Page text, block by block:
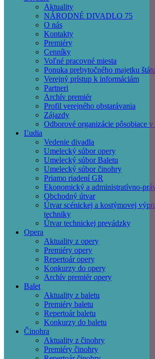
navigation
Aktuality
NÁRODNÉ DIVADLO 75
O nás
Kontakty
Premiéry
Cenníky
Voľné pracovné miesta
Ponuka prebytočného majetku štátu
Verejný prístup k informáciám
Partneri
Archív premiér
Profil verejného obstarávania
Zájazdy
Odborové organizácie pôsobiace
Ľudia
Vedenie divadla
Umelecký súbor opery
Umelecký súbor Baletu
Umelecký súbor činohry
Priamo riadení GR
Ekonomický a administratívno-
Obchodný útvar
Útvar scénickej a kostýmovej
techniky
Útvar technickej prevádzky
Opera
Aktuality z opery
Premiéry opery
Repertoár opery
Konkurzy do opery
Archív premiér opery
Balet
Aktuality z baletu
Premiéry baletu
Repertoár baletu
Konkurzy do baletu
Činohra
Aktuality z činohry
Premiéry činohry